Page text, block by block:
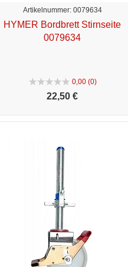
Artikelnummer: 0079634
HYMER Bordbrett Stirnseite
0079634
0,00 (0)
22,50 €